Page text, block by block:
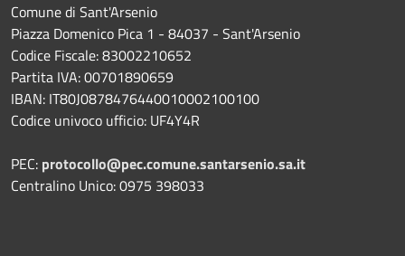
Comune di Sant'Arsenio
Piazza Domenico Pica 1 - 84037 - Sant'Arsenio
Codice Fiscale: 83002210652
Partita IVA: 00701890659
IBAN: IT80J0878476440010002100100
Codice univoco ufficio: UF4Y4R
PEC: protocollo@pec.comune.santarsenio.sa.it
Centralino Unico: 0975 398033